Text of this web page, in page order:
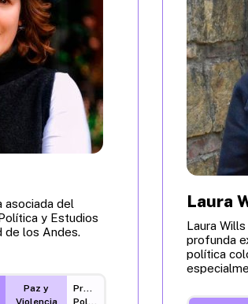
asociada del
y Estudios
de los Andes.
Paz y
Violencia
Procesos
Políticos
Laura
Laura
profunda
política